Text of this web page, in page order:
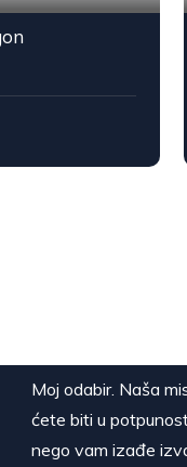
Moj odabir. Naša
ćete biti u
nego vam izađe